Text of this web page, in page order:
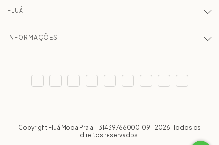
FLUÁ
INFORMAÇÕES
Copyright Fluá Moda Praia - 31439766000109 - 2026. Todos os
direitos reservados.